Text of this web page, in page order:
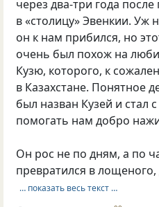
через два-три года после
в «столицу» Эвенкии. Уж
он к нам прибился, но
очень был похож на
Кузю, которого, к
в Казахстане. Понятное
был назван Кузей и стал
помогать нам добро
Он рос не по дням, а по
превратился в
… показать весь текст …